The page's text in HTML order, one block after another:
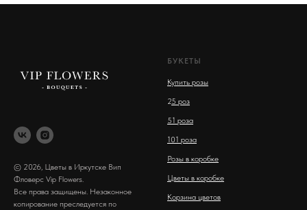
© 2026, Цветы в Иркутске Вип
Фловерс Vip Flowers.
Все права защищены. Незаконное
копирование преследуется по
БУКЕТЫ
Купить розы
25 роз
51 роза
101 роза
Розы в коробке
Цветы в коробке
Корзина цветов